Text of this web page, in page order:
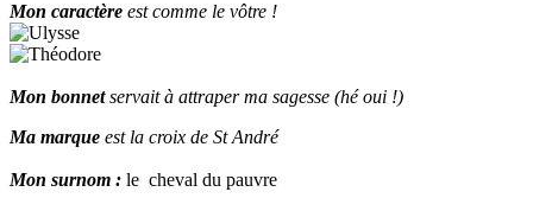
Mon caractère est comme le vôtre !
Mon bonnet servait à attraper ma sagesse (hé oui !)
Ma marque est la croix de St André
Mon surnom : le cheval du pauvre